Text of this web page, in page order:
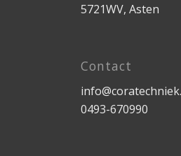
5721WV, Asten
Contact
0493-670990